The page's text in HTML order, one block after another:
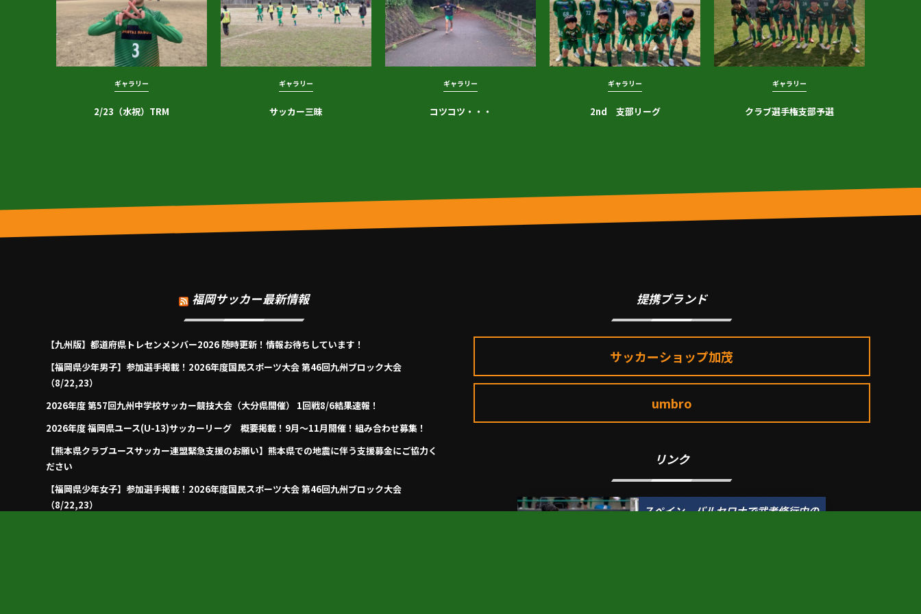
ギャラリー
2/23（水祝）TRM
ギャラリー
サッカー三昧
ギャラリー
コツコツ・・・
ギャラリー
2nd 支部リーグ
ギャラリー
クラブ選手権支部予選
福岡サッカー最新情報
【九州版】都道府県トレセンメンバー2026 随時更新！情報お待ちしています！
【福岡県少年男子】参加選手掲載！2026年度国民スポーツ大会 第46回九州ブロック大会
（8/22,23）
2026年度 第57回九州中学校サッカー競技大会（大分県開催） 1回戦8/6結果速報！
2026年度 福岡県ユース(U-13)サッカーリーグ 概要掲載！9月～11月開催！組み合わせ募集！
【熊本県クラブユースサッカー連盟緊急支援のお願い】熊本県での地震に伴う支援募金にご協力く
ださい
【福岡県少年女子】参加選手掲載！2026年度国民スポーツ大会 第46回九州ブロック大会
（8/22,23）
提携ブランド
サッカーショップ加茂
umbro
リンク